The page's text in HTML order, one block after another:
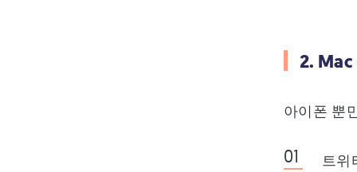
2.
아이폰 뿐
트위